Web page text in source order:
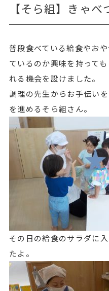
【そら組】きゃべ
普段食べている給食やお
ているのか興味を持って
れる機会を設けました。
調理の先生からお手伝い
を進めるそら組さん。
その日の給食のサラダに
たよ。